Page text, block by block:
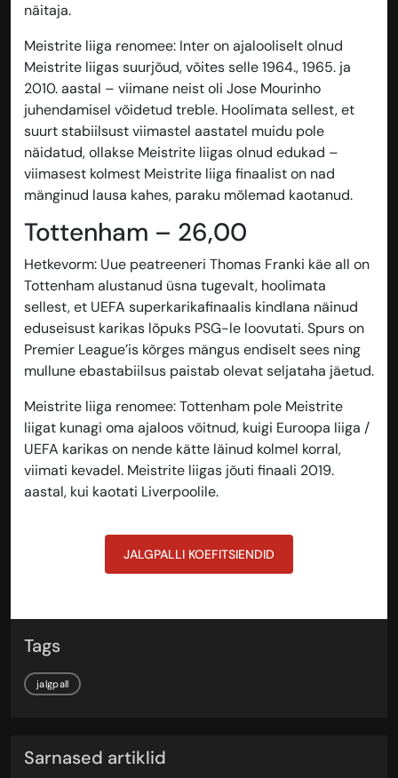
näitaja.
Meistrite liiga renomee: Inter on ajalooliselt olnud
Meistrite liigas suurjõud, võites selle 1964., 1965. ja
2010. aastal – viimane neist oli Jose Mourinho
juhendamisel võidetud treble. Hoolimata sellest, et
suurt stabiilsust viimastel aastatel muidu pole
näidatud, ollakse Meistrite liigas olnud edukad –
viimasest kolmest Meistrite liiga finaalist on nad
mänginud lausa kahes, paraku mõlemad kaotanud.
Tottenham – 26,00
Hetkevorm: Uue peatreeneri Thomas Franki käe all on
Tottenham alustanud üsna tugevalt, hoolimata
sellest, et UEFA superkarikafinaalis kindlana näinud
eduseisust karikas lõpuks PSG-le loovutati. Spurs on
Premier League’is kõrges mängus endiselt sees ning
mullune ebastabiilsus paistab olevat seljataha jäetud.
Meistrite liiga renomee: Tottenham pole Meistrite
liigat kunagi oma ajaloos võitnud, kuigi Euroopa liiga /
UEFA karikas on nende kätte läinud kolmel korral,
viimati kevadel. Meistrite liigas jõuti finaali 2019.
aastal, kui kaotati Liverpoolile.
JALGPALLI KOEFITSIENDID
Tags
jalgpall
Sarnased artiklid